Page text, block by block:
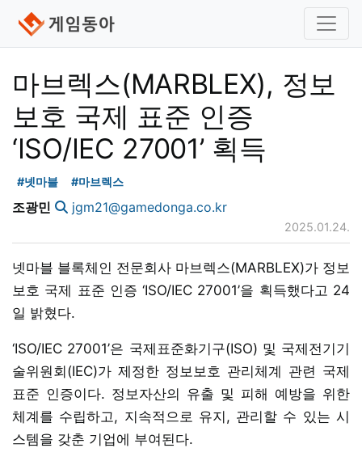
마브렉스(MARBLEX), 정보
보호 국제 표준 인증
‘ISO/IEC 27001’ 획득
#넷마블 #마브렉스
조광민 jgm21@gamedonga.co.kr
2025.01.24.
넷마블 블록체인 전문회사 마브렉스(MARBLEX)가 정보
보호 국제 표준 인증 ‘ISO/IEC 27001’을 획득했다고 24
일 밝혔다.
‘ISO/IEC 27001’은 국제표준화기구(ISO) 및 국제전기기
술위원회(IEC)가 제정한 정보보호 관리체계 관련 국제
표준 인증이다. 정보자산의 유출 및 피해 예방을 위한
체계를 수립하고, 지속적으로 유지, 관리할 수 있는 시
스템을 갖춘 기업에 부여된다.